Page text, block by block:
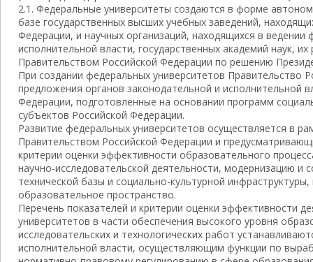
2.1. Федеральные университеты создаются в форме
базе государственных высших учебных заведений,
Федерации, и научных организаций, находящихся в ведении
исполнительной власти, государственных академий наук,
Правительством Российской Федерации по решению
При создании федеральных университетов Правительство
предложения органов законодательной и исполнительной
Федерации, подготовленные на основании программ
субъектов Российской Федерации.
Развитие федеральных университетов осуществляется в
Правительством Российской Федерации и
критерии оценки эффективности образовательного
научно-исследовательской деятельности, модернизацию и
технической базы и социально-культурной
образовательное пространство.
Перечень показателей и критерии оценки эффективности
университетов в части обеспечения высокого уровня
исследовательских и технологических работ
исполнительной власти, осуществляющим функции по